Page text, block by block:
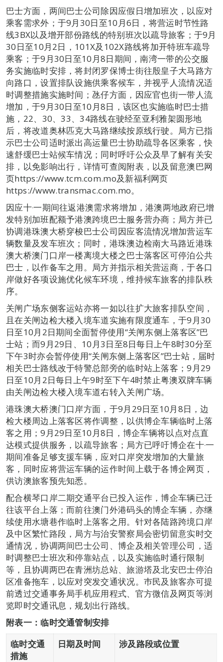
巴士方面，两间巴士公司除因应假日增加班次，以应对
乘客需求外；于9月30日至10月6日，将营运时节性路
线3BX以及增开部份路线的特别班次以疏导旅客；于9月
30日至10月2日，101X及102X路线将加开特班车疏导
乘客；于9月30日至10月8日期间，南湾一带的公交服
务实施临时安排，将封闭罗保博士街往殷皇子大马路方
向路口，设置排队设施供乘客候车，并视乎人流情况适
时调整措施实施时间；氹仔方面，因应官也街一带人流
增加，于9月30日至10月8日，该区也实施临时巴士措
施，22、30、33、34路线在驶经至亚利雅架圆形地
后，将改道奥林匹克大马路继续按原线行驶。局方已指
示巴士公司适时派出高运量巴士协助疏导各区乘客，快
速舒缓巴士站候车情况；同时呼吁公众及早了解有关安
排，以免影响出行，详情可查阅附表，以及留意澳巴网
页https://www.tcm.com.mo及新福利网页
https://www.transmac.com.mo。
因应十‧一期间往返港澳需求将增加，港澳两地政府已增
发特别加班配额予港澳跨境巴士服务营办商；局方并已
协调港珠澳大桥穿梭巴士公司因应客流情况增加营运车
辆数量及发车班次；同时，港珠澳边检南大马路近港珠
澳大桥澳门口岸一楼离境大楼之巴士落客区可停泊公共
巴士，以作备车之用。局方并指示相关营运商，于各口
岸做好各项设施优化候车环境，维持候车旅客的排队秩
序。
关闸广场东侧客运站亦将一如以往扩大旅客排队空间，
且在关闸边检大楼入境车道实施有限度通车，于9月30
日至10月2日期间全面暂停使用“关闸东侧上落客区”巴
士站；而9月29日、10月3日至8日每日上午8时30分至
下午3时亦会暂停使用“关闸东侧上落客区”巴士站，届时
相关巴士路线改于特警总部旁的临时站上落客；9月29
日至10月2日每日上午9时至下午4时禁止粤澳双牌车辆
由关闸边检大楼入境车道右转入关闸广场。
港珠澳大桥澳门口岸方面，于9月29日至10月8日，边
检大楼周边上落客区将作调整，以供博企车辆临时上落
客之用；9月29日至10月8日，博企车辆将以点对点直
达模式提供服务，以疏导旅客；局方已呼吁博企在十‧一
期间准备足够支援车辆，应对口岸突发增加的大量旅
客，同时应将营运车辆的运作时间上载于各博企网页，
供访澳旅客预先知悉。
配合横琴口岸二期交通平台已投入运作，博企车辆已迁
往该平台上落；而前往澳门外港码头的博企车辆，亦继
续使用水塘巷作临时上落客之用。针对各陆路跨境口岸
及中区繁忙路段，局方与治安警察局会密切留意实时交
通情况，协调两间巴士公司、博企及相关管理公司，适
时调整巴士班次和停靠站点，以及实施临时通行限制
等，且协调两巴在青洲坊总站、旅游塔及北安巴士停泊
区准备拖车，以应对突发交通状况。巿民及旅客亦可提
前透过交通事务局手机应用程式、官方微信及网页等浏
览即时交通讯息，规划出行路线。
附表一：临时交通管制安排
临时交通
措施
日期及时间 涉及路段或位置